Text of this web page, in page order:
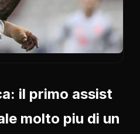
il primo assist
molto piu di un